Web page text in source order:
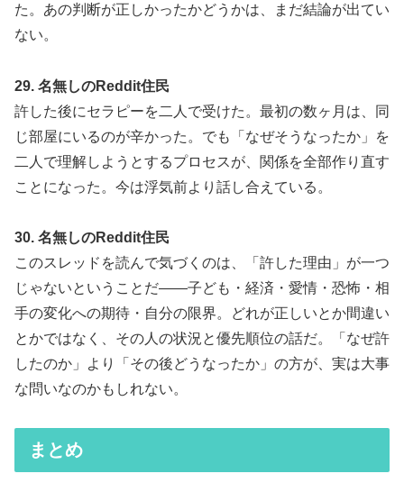
た。あの判断が正しかったかどうかは、まだ結論が出てい
ない。
29. 名無しのReddit住民
許した後にセラピーを二人で受けた。最初の数ヶ月は、同
じ部屋にいるのが辛かった。でも「なぜそうなったか」を
二人で理解しようとするプロセスが、関係を全部作り直す
ことになった。今は浮気前より話し合えている。
30. 名無しのReddit住民
このスレッドを読んで気づくのは、「許した理由」が一つ
じゃないということだ——子ども・経済・愛情・恐怖・相
手の変化への期待・自分の限界。どれが正しいとか間違い
とかではなく、その人の状況と優先順位の話だ。「なぜ許
したのか」より「その後どうなったか」の方が、実は大事
な問いなのかもしれない。
まとめ